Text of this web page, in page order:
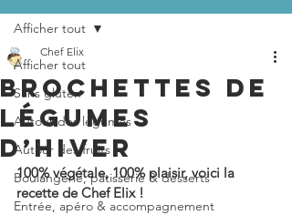
Afficher tout
Sans gluten
Autour des légumes
Autour des fruits
Boulangerie, pâtisserie & desserts
Entrée, apéro & accompagnement
Afficher tout
BROCHETTES DE
LÉGUMES
D’HIVER
Chef Elix
100% végétale, 100% plaisir, voici la
recette de Chef Elix !